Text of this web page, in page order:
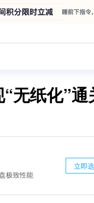
无纸化”通
极致性能
立即